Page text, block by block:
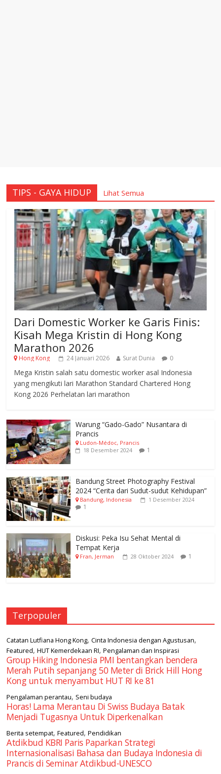
TIPS - GAYA HIDUP Lihat Semua
Dari Domestic Worker ke Garis Finis:
Kisah Mega Kristin di Hong Kong
Marathon 2026
Hong Kong 24 Januari 2026 Surat Dunia 0
Mega Kristin salah satu domestic worker asal Indonesia
yang mengikuti lari Marathon Standard Chartered Hong
Kong 2026 Perhelatan lari marathon
Warung “Gado-Gado” Nusantara di
Prancis
Ludon-Médoc, Prancis
18 Desember 2024
1
Bandung Street Photography Festival
2024 “Cerita dari Sudut-sudut Kehidupan”
Bandung, Indonesia 1 Desember 2024
1
Diskusi: Peka Isu Sehat Mental di
Tempat Kerja
Fran, Jerman 28 Oktober 2024 1
Terpopuler
Catatan Lutfiana Hong Kong,Cinta Indonesia dengan Agustusan,
Featured,HUT Kemerdekaan RI,Pengalaman dan Inspirasi
Group Hiking Indonesia PMI bentangkan bendera
Merah Putih sepanjang 50 Meter di Brick Hill Hong
Kong untuk menyambut HUT RI ke 81
Pengalaman perantau, Seni budaya
Horas! Lama Merantau Di Swiss Budaya Batak
Menjadi Tugasnya Untuk Diperkenalkan
Berita setempat,Featured,Pendidikan
Atdikbud KBRI Paris Paparkan Strategi
Internasionalisasi Bahasa dan Budaya Indonesia di
Prancis di Seminar Atdikbud-UNESCO